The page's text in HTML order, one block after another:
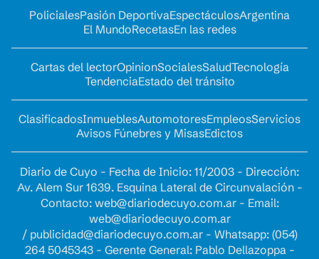
PolicialesPasión DeportivaEspectáculosArgentina
El MundoRecetasEn las redes
Cartas del lectorOpinionSocialesSaludTecnología
TendenciaEstado del tránsito
ClasificadosInmueblesAutomotoresEmpleosServicios
Avisos Fúnebres y MisasEdictos
Diario de Cuyo - Fecha de Inicio: 11/2003 - Dirección:
Av. Alem Sur 1639. Esquina Lateral de Circunvalación -
Contacto: web@diariodecuyo.com.ar- Email:
web@diariodecuyo.com.ar
/ publicidad@diariodecuyo.com.ar- Whatsapp: (054)
264 5045343 - Gerente General: Pablo Dellazoppa -